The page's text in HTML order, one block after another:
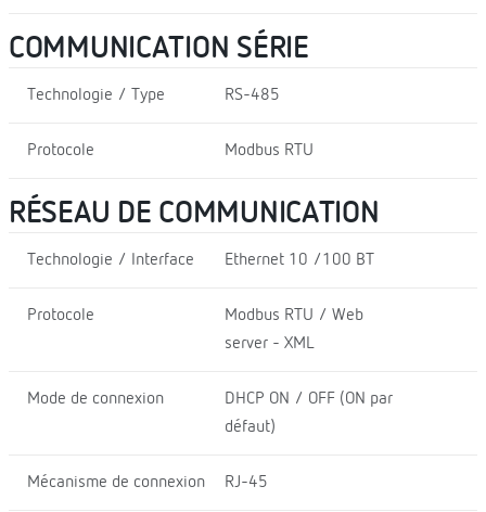
COMMUNICATION SÉRIE
Technologie / Type RS-485
Protocole Modbus RTU
RÉSEAU DE COMMUNICATION
Technologie / Interface Ethernet 10 /100 BT
Protocole
Modbus RTU / Web
server - XML
Mode de connexion
DHCP ON / OFF (ON par
défaut)
Mécanisme de connexion RJ-45